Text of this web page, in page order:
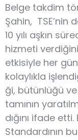
Belge takdim
Şahin, TSE’nin
10 yılı aşkın
hizmeti
etkisiyle her
kolaylıkla
ği, bü­tün­lü­ğü
ta­mı­nın
dığını ifade
Standardının